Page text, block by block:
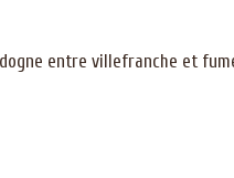
entre villefranche et